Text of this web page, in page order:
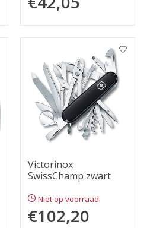
Victorinox
SwissChamp zwart
Niet op voorraad
€102,20